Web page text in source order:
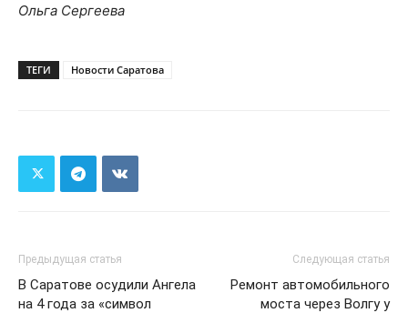
Ольга Сергеева
ТЕГИ Новости Саратова
Предыдущая статья
В Саратове осудили Ангела
на 4 года за «символ
Следующая статья
Ремонт автомобильного
моста через Волгу у